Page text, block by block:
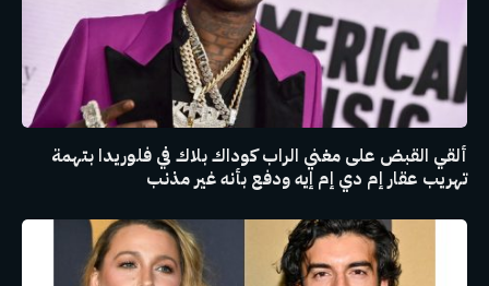
ألقي القبض على مغني الراب كوداك بلاك في فلوريدا بتهمة
تهريب عقار إم دي إم إيه ودفع بأنه غير مذنب